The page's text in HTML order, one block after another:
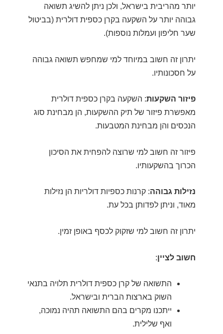
יותר מהריבית בישראל, ולכן ניתן להשיג תשואה
גבוהה יותר על השקעה בקרן כספית דולרית (בביטול
שער חליפון ועמלות נוספות).
יתרון זה חשוב במיוחד למי שמחפש תשואה גבוהה
על חסכונותיו.
פיזור השקעות: השקעה בקרן כספית דולרית
מאפשרת פיזור של תיק ההשקעות, הן מבחינת סוג
הנכסים והן מבחינת המטבעות.
פיזור זה חשוב למי שרוצה להפחית את הסיכון
הכרוך בהשקעותיו.
נזילות גבוהה: קרנות כספיות דולריות הן נזילות
מאוד, וניתן לפדותן בכל עת.
יתרון זה חשוב למי שזקוק לכסף באופן זמין.
חשוב לציין:
התשואה של קרן כספית דולרית תלויה בתנאי
השוק בארצות הברית ובישראל.
ייתכנו מקרים בהם התשואה תהיה נמוכה,
ואף שלילית.